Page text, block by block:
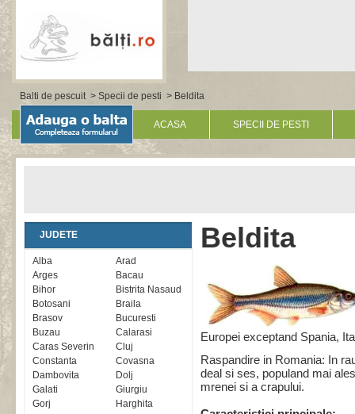
Balti de pescuit> Specii de pesti > Beldita
ACASA SPECII DE PESTI
JUDETE
Alba
Arad
Arges
Bacau
Bihor
Bistrita Nasaud
Botosani
Braila
Brasov
Bucuresti
Buzau
Calarasi
Caras Severin
Cluj
Constanta
Covasna
Dambovita
Dolj
Galati
Giurgiu
Gorj
Harghita
Beldita
Europei exceptand Spania,
Raspandire in Romania: In
deal si ses, populand mai
mrenei si a crapului.